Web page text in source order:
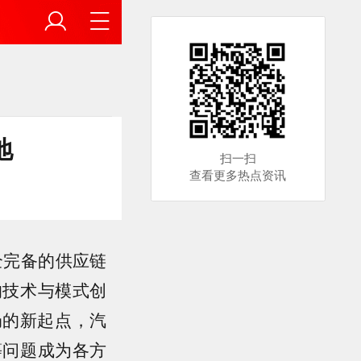
备的供应链
术与模式创
新起点，汽
题成为各方
扫一扫
查看更多热点资讯